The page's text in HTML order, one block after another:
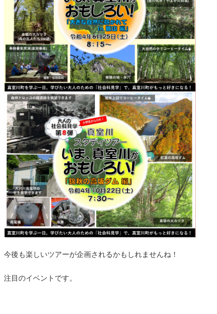
今後も楽しいツアーが企画されるかもしれませんね！
注目のイベントです。